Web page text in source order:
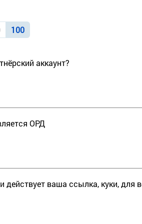
100
аккаунт?
ОРД
действует ваша ссылка, куки, для